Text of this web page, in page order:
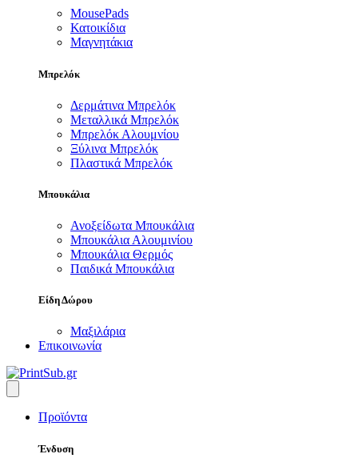
MousePads
Κατοικίδια
Μαγνητάκια
Μπρελόκ
Δερμάτινα Μπρελόκ
Μεταλλικά Μπρελόκ
Μπρελόκ Αλουμνίου
Ξύλινα Μπρελόκ
Πλαστικά Μπρελόκ
Μπουκάλια
Ανοξείδωτα Μπουκάλια
Μπουκάλια Αλουμινίου
Μπουκάλια Θερμός
Παιδικά Μπουκάλια
Είδη Δώρου
Μαξιλάρια
Επικοινωνία
Προϊόντα
Ένδυση